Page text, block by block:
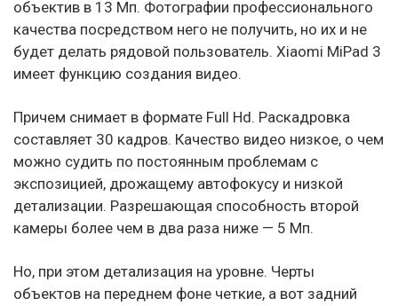
объектив в 13 Мп. Фотографии профессионального
качества посредством него не получить, но их и не
будет делать рядовой пользователь. Xiaomi MiPad 3
имеет функцию создания видео.
Причем снимает в формате Full Hd. Раскадровка
составляет 30 кадров. Качество видео низкое, о чем
можно судить по постоянным проблемам с
экспозицией, дрожащему автофокусу и низкой
детализации. Разрешающая способность второй
камеры более чем в два раза ниже — 5 Мп.
Но, при этом детализация на уровне. Черты
объектов на переднем фоне четкие, а вот задний